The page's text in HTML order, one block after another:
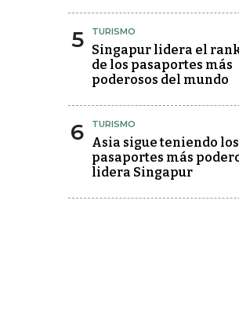
5 TURISMO
Singapur lidera el
de los pasaportes más
poderosos del mundo
6 TURISMO
Asia sigue teniendo los
pasaportes más
lidera Singapur